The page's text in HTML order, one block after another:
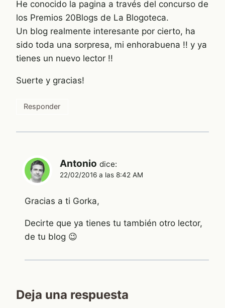
He conocido la pagina a través del concurso de
los Premios 20Blogs de La Blogoteca.
Un blog realmente interesante por cierto, ha
sido toda una sorpresa, mi enhorabuena !! y ya
tienes un nuevo lector !!
Suerte y gracias!
Responder
Antonio dice:
22/02/2016 a las 8:42 AM
Gracias a ti Gorka,
Decirte que ya tienes tu también otro lector,
de tu blog 😉
Deja una respuesta